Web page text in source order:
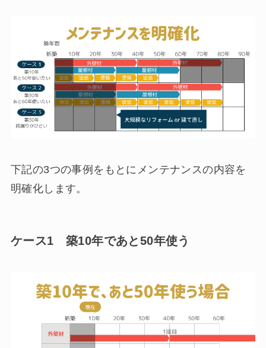
下記の3つの事例をもとにメンテナンスの内容を
明確化します。
ケース1 築10年であと50年使う